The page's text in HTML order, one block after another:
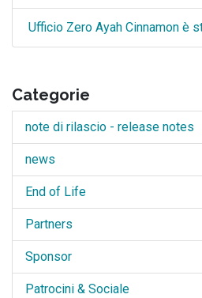
Ufficio Zero Ayah Cinnamon è
Categorie
note di rilascio - release notes
news
End of Life
Partners
Sponsor
Patrocini & Sociale